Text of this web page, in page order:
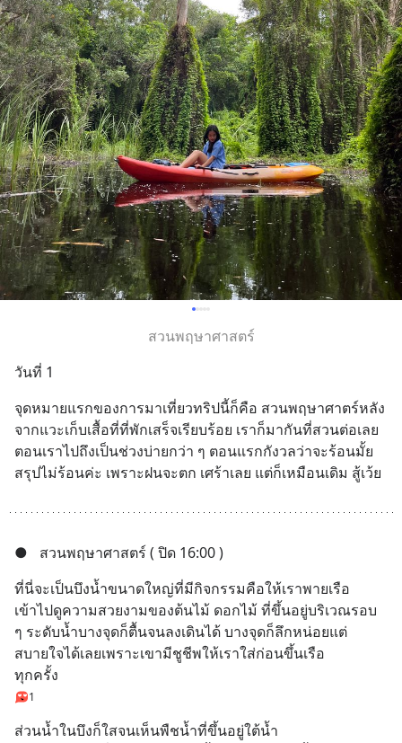
สวนพฤษาศาสตร์
วันที่ 1
จุดหมายแรกของการมาเที่ยวทริปนี้ก็คือ สวนพฤษาศาตร์หลัง
จากแวะเก็บเสื้อที่ที่พักเสร็จเรียบร้อย เราก็มากันที่สวนต่อเลย
ตอนเราไปถึงเป็นช่วงบ่ายกว่า ๆ ตอนแรกกังวลว่าจะร้อนมั้ย
สรุปไม่ร้อนค่ะ เพราะฝนจะตก เศร้าเลย แต่ก็เหมือนเดิม สู้เว้ย
●
สวนพฤษาศาสตร์ ( ปิด 16:00 )
ที่นี่จะเป็นบึงน้ำขนาดใหญ่ที่มีกิจกรรมคือให้เราพายเรือ
เข้าไปดูความสวยงามของต้นไม้ ดอกไม้ ที่ขึ้นอยู่บริเวณรอบ
ๆ ระดับน้ำบางจุดก็ตื้นจนลงเดินได้ บางจุดก็ลึกหน่อยแต่
สบายใจได้เลยเพราะเขามีชูชีพให้เราใส่ก่อนขึ้นเรือ
ทุกครั้ง
1
ส่วนน้ำในบึงก็ใสจนเห็นพืชน้ำที่ขึ้นอยู่ใต้น้ำ